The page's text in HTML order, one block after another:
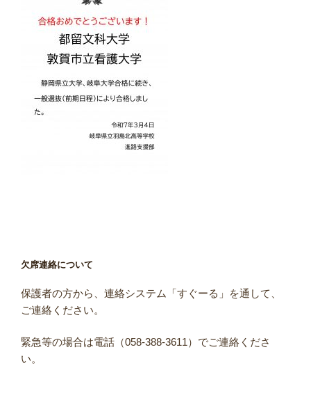
欠席連絡について
保護者の方から、連絡システム「すぐーる」を通して、
ご連絡ください。
緊急等の場合は電話（058-388-3611）でご連絡くださ
い。